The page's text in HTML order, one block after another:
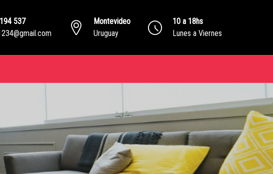
537
Montevideo
Uruguay
10 a 18hs
Lunes a Viernes